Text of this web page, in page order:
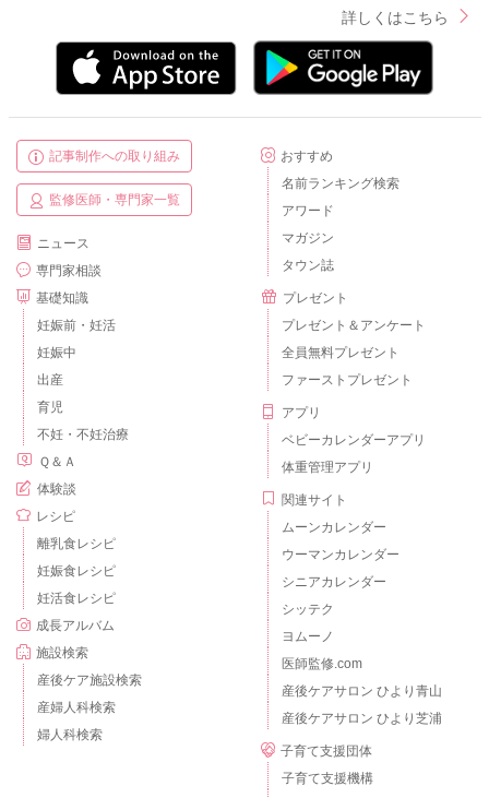
詳しくはこちら
記事制作への取り組み
監修医師・専門家一覧
ニュース
専門家相談
基礎知識
妊娠前・妊活
妊娠中
出産
育児
不妊・不妊治療
Ｑ＆Ａ
体験談
レシピ
離乳食レシピ
妊娠食レシピ
妊活食レシピ
成長アルバム
施設検索
産後ケア施設検索
産婦人科検索
婦人科検索
おすすめ
名前ランキング検索
アワード
マガジン
タウン誌
プレゼント
プレゼント＆アンケート
全員無料プレゼント
ファーストプレゼント
アプリ
ベビーカレンダーアプリ
体重管理アプリ
関連サイト
ムーンカレンダー
ウーマンカレンダー
シニアカレンダー
シッテク
ヨムーノ
医師監修.com
産後ケアサロン ひより青山
産後ケアサロン ひより芝浦
子育て支援団体
子育て支援機構